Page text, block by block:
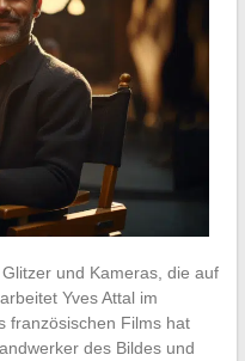
und Kameras, die auf
Yves Attal im
französischen Films hat
des Bildes und